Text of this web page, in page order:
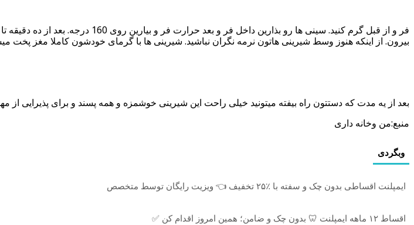
فر و از قبل گرم کنید. سینی ها رو
بیرون. از اینکه هنوز وسط شیرینی هاتون نرمه نگران نباشید. شیرینی ها با گرمای خودشون کاملا مغز پخت
بعد از یه مدت که دستتون راه بیفته میتونید خیلی راحت این شیرینی خوشمزه و همه پسند و برای پذیرایی از
منبع:من وخانه داری
وبگردی
ایمپلنت اقساطی بدون چک و سفته با ٪۲۵ تخفیف 👈 ویزیت رایگان توسط متخصص
اقساط ۱۲ ماهه ایمپلنت 🦷 بدون چک و ضامن؛ همین امروز اقدام کن ✅